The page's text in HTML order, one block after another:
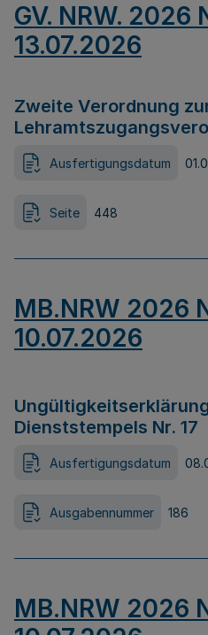
GV. NRW. 2026
13.07.2026
Zweite Verordnung
Ausfertigungsdatum
Seite 448
MB.NRW 2026
10.07.2026
Dienststempels Nr. 17
Ausfertigungsdatum
Ausgabennummer 186
MB.NRW 2026